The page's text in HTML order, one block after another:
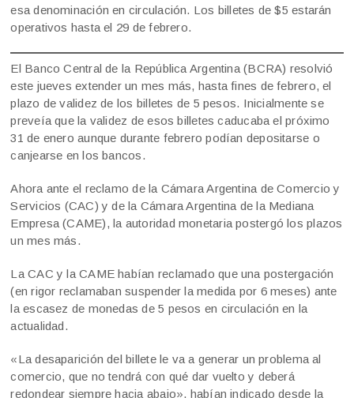
esa denominación en circulación. Los billetes de $5 estarán
operativos hasta el 29 de febrero.
El Banco Central de la República Argentina (BCRA) resolvió
este jueves extender un mes más, hasta fines de febrero, el
plazo de validez de los billetes de 5 pesos. Inicialmente se
preveía que la validez de esos billetes caducaba el próximo
31 de enero aunque durante febrero podían depositarse o
canjearse en los bancos.
Ahora ante el reclamo de la Cámara Argentina de Comercio y
Servicios (CAC) y de la Cámara Argentina de la Mediana
Empresa (CAME), la autoridad monetaria postergó los plazos
un mes más.
La CAC y la CAME habían reclamado que una postergación
(en rigor reclamaban suspender la medida por 6 meses) ante
la escasez de monedas de 5 pesos en circulación en la
actualidad.
«La desaparición del billete le va a generar un problema al
comercio, que no tendrá con qué dar vuelto y deberá
redondear siempre hacia abajo», habían indicado desde la